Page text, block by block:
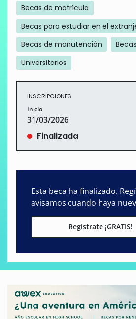
Becas de matrícula
Becas para estudiar en el
Becas de manutención
Universitarios
INSCRIPCIONES
Inicio
31/03/2026
Finalizada
Esta beca ha finalizado.
avisamos cuando haya
Regístrate ¡GRATIS!